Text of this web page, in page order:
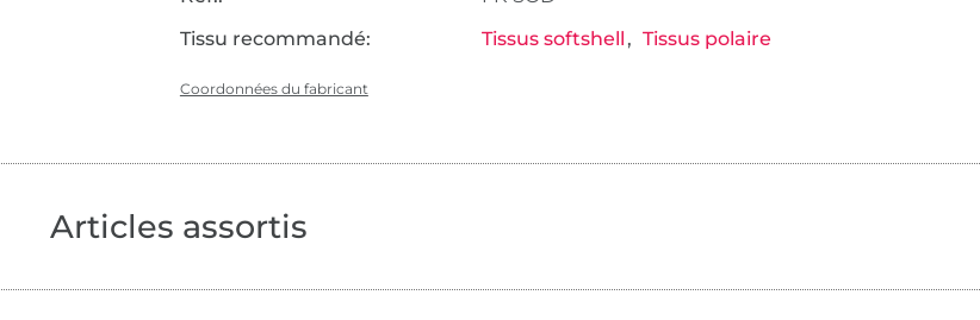
Tissu recommandé:
Tissus softshell Tissus polaire
Coordonnées du fabricant
Articles assortis